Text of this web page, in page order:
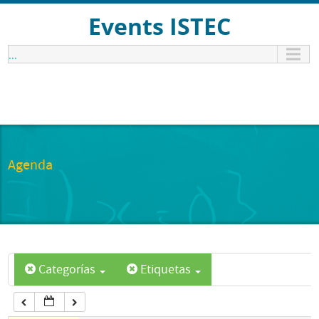
Events ISTEC
...
Agenda
Categorías Etiquetas
1:00 am
6:00 am
7:00 am